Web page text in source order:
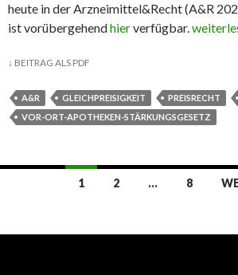
heute in der Arzneimittel&Recht (A&R
ist vorübergehendhierverfügbar.
↓ BEITRAG ALS PDF
A&R GLEICHPREISIGKEIT PREISRECHT
VOR-ORT-APOTHEKEN-STÄRKUNGSGESETZ
Navigation
1 2 … 8